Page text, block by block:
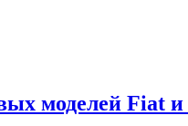
моделей Fiat